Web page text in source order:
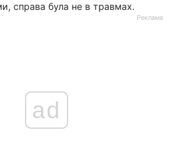
справа була не в травмах.
Реклама
ad